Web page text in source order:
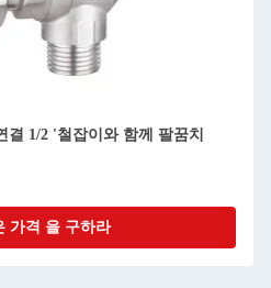
1/2 '철잡이와 함께 팔꿈치
가격 을 구하라